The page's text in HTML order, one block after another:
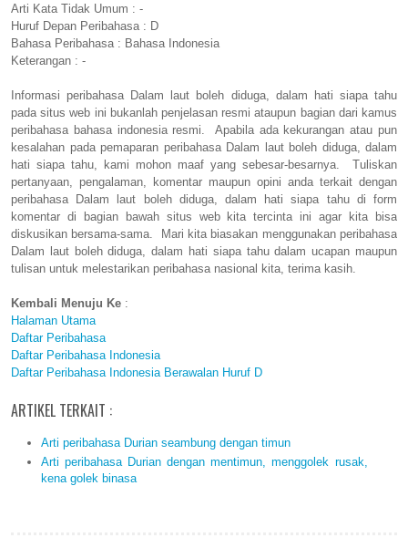
Arti Kata Tidak Umum : -
Huruf Depan Peribahasa : D
Bahasa Peribahasa : Bahasa Indonesia
Keterangan : -
Informasi peribahasa Dalam laut boleh diduga, dalam hati siapa tahu
pada situs web ini bukanlah penjelasan resmi ataupun bagian dari kamus
peribahasa bahasa indonesia resmi. Apabila ada kekurangan atau pun
kesalahan pada pemaparan peribahasa Dalam laut boleh diduga, dalam
hati siapa tahu, kami mohon maaf yang sebesar-besarnya. Tuliskan
pertanyaan, pengalaman, komentar maupun opini anda terkait dengan
peribahasa Dalam laut boleh diduga, dalam hati siapa tahu di form
komentar di bagian bawah situs web kita tercinta ini agar kita bisa
diskusikan bersama-sama. Mari kita biasakan menggunakan peribahasa
Dalam laut boleh diduga, dalam hati siapa tahu dalam ucapan maupun
tulisan untuk melestarikan peribahasa nasional kita, terima kasih.
Kembali Menuju Ke :
Halaman Utama
Daftar Peribahasa
Daftar Peribahasa Indonesia
Daftar Peribahasa Indonesia Berawalan Huruf D
ARTIKEL TERKAIT :
Arti peribahasa Durian seambung dengan timun
Arti peribahasa Durian dengan mentimun, menggolek rusak,
kena golek binasa